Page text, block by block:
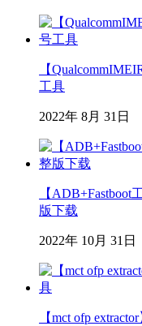
【
工具
2022年 8月 31日
【
版下载
2022年 10月 31日
【mct ofp